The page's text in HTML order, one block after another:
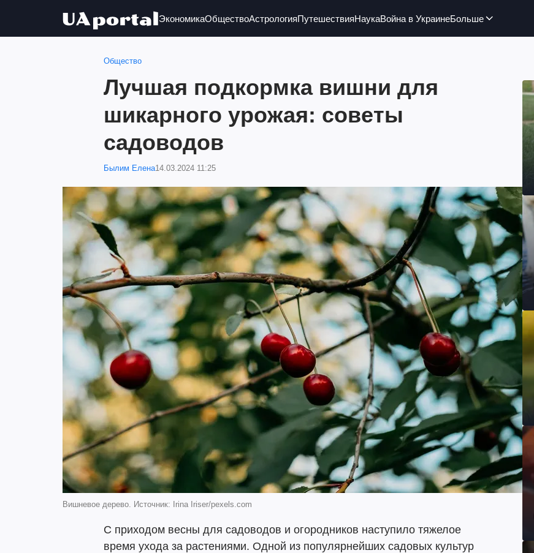
ЭкономикаОбществоАстрологияПутешествияНаукаВойна в УкраинеБольше
Общество
Лучшая подкормка вишни для
шикарного урожая: советы
садоводов
Былим Елена14.03.2024 11:25
Вишневое дерево. Источник: Irina Iriser/pexels.com
С приходом весны для садоводов и огородников наступило тяжелое
время ухода за растениями. Одной из популярнейших садовых культур